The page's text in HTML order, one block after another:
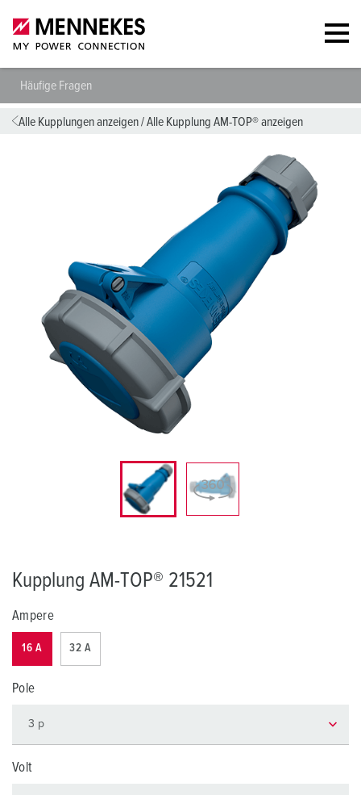
Häufige Fragen
Alle Kupplungen anzeigen/Alle Kupplung AM-TOP® anzeigen
Kupplung AM-TOP® 21521
Ampere
16 A 32 A
Pole
Volt